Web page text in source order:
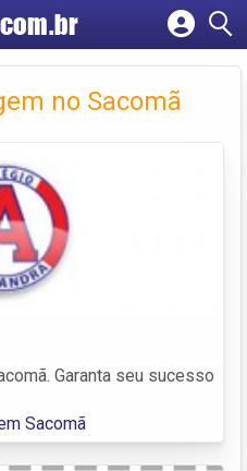
empresa
contano Sacomã
Garanta seu sucesso
Sacomã